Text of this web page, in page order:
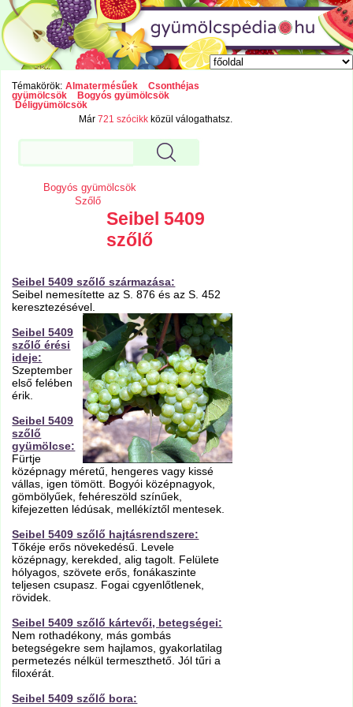
Témakörök: Almatermésűek
Csonthéjas
gyümölcsök
Bogyós gyümölcsök
Déligyümölcsök
Már721 szócikk közül válogathatsz.
Bogyós gyümölcsök
Szőlő
Seibel 5409
szőlő
Seibel 5409 szőlő származása:
Seibel nemesítette az S. 876 és az S. 452
keresztezésével.
Seibel 5409
szőlő érési
ideje:
Szeptember
első felében
érik.
Seibel 5409
szőlő
gyümölcse:
Fürtje
középnagy méretű, hengeres vagy kissé
vállas, igen tömött. Bogyói középnagyok,
gömbölyűek, fehéreszöld színűek,
kifejezetten lédúsak, mellékíztől mentesek.
Seibel 5409 szőlő hajtásrendszere:
Tőkéje erős növekedésű. Levele
középnagy, kerekded, alig tagolt. Felülete
hólyagos, szövete erős, fonákaszinte
teljesen csupasz. Fogai cgyenlőtlenek,
rövidek.
Seibel 5409 szőlő kártevői, betegségei:
Nem rothadékony, más gombás
betegségekre sem hajlamos, gyakorlatilag
permetezés nélkül termeszthető. Jól tűri a
filoxérát.
Seibel 5409 szőlő bora: